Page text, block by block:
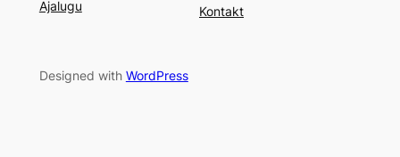
Ajalugu Kontakt
Designed with WordPress